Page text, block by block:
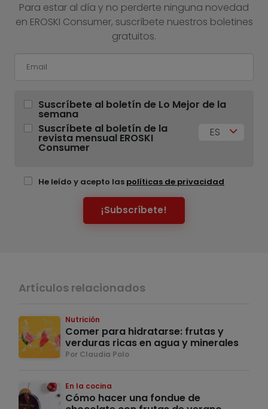
Para estar al día y no perderte ninguna novedad
en EROSKI Consumer, suscríbete nuestros boletines
gratuitos.
Suscríbete al boletín de Lo Mejor de la
semana
Suscríbete al boletín de la
revista mensual EROSKI
Consumer
ES
He leído y acepto las políticas de privacidad
¡Subscríbete!
Artículos relacionados
Nutrición
Comer para hidratarse: frutas y
verduras ricas en agua y minerales
Por Claudia Polo
En la cocina
Cómo hacer una fondue de